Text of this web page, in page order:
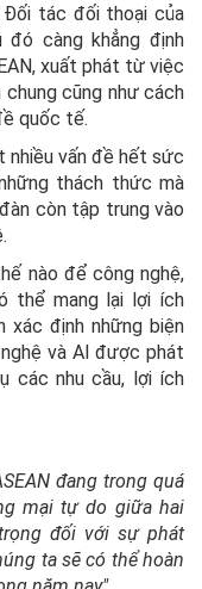
Đối tác đối thoại của
đó càng khẳng định
xuất phát từ việc
cũng như cách
quốc tế.
nhiều vấn đề hết sức
thách thức mà
còn tập trung vào
nào để công nghệ,
thể mang lại lợi ích
định những biện
và AI được phát
các nhu cầu, lợi ích
đang trong quá
mại tự do giữa hai
đối với sự phát
ta sẽ có thể hoàn